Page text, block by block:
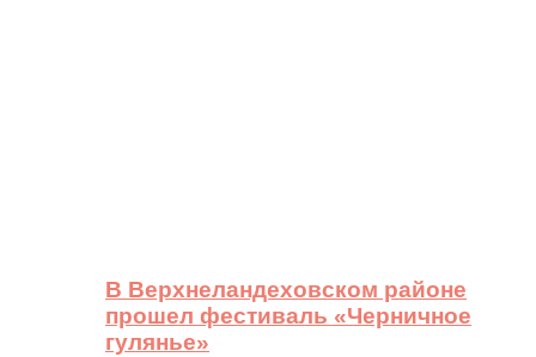
В Верхнеландеховском районе
прошел фестиваль «Черничное
гулянье»